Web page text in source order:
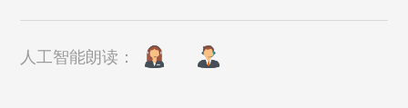
人工智能朗读：